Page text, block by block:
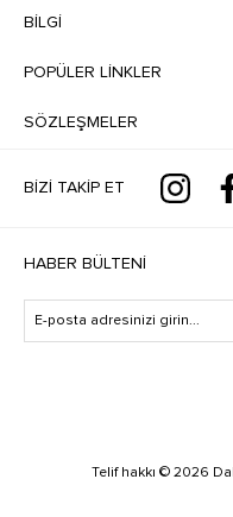
BILGI
POPÜLER LİNKLER
SÖZLEŞMELER
BIZI TAKIP ET
HABER BÜLTENI
Telif hakkı © 2026